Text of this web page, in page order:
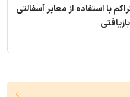
با استفاده از معابر آسفالتی